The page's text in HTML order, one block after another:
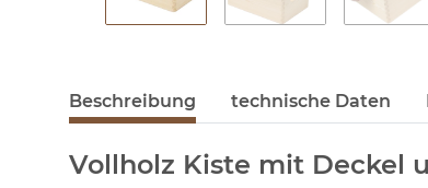
Beschreibung technische Daten
Vollholz Kiste mit Deckel